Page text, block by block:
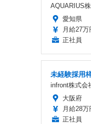
AQUARIUS
愛知県
月給27万
正社員
未経験採用
infront株式会
大阪府
月給28万
正社員